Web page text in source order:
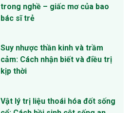
trong nghề – giấc mơ của bao
bác sĩ trẻ
Suy nhược thần kinh và trầm
cảm: Cách nhận biết và điều trị
kịp thời
Vật lý trị liệu thoái hóa đốt sống